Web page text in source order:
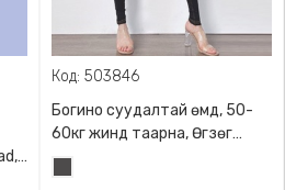
Код: 503846
Богино суудалтай өмд, 50-
60кг жинд таарна, Өгзөг
өргөгчтэй